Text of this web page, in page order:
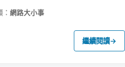
： 網路大小事
繼續閱讀→